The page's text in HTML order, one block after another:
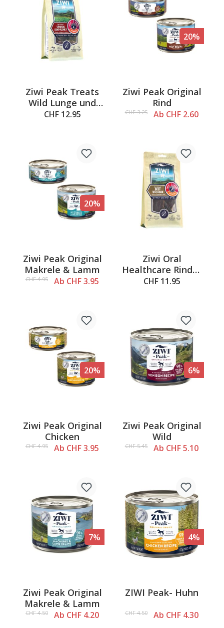
Ziwi Peak Treats
Wild Lunge und
Niere, 60g
CHF 12.95
20%
Ziwi Peak Original
Rind
CHF 3.25 Ab CHF 2.60
20%
Ziwi Peak Original
Makrele & Lamm
CHF 4.95 Ab CHF 3.95
Ziwi Oral
Healthcare Rinder
Speiseröhre, 72g
CHF 11.95
20%
Ziwi Peak Original
Chicken
CHF 4.95 Ab CHF 3.95
6%
Ziwi Peak Original
Wild
CHF 5.45 Ab CHF 5.10
7%
Ziwi Peak Original
Makrele & Lamm
CHF 4.50 Ab CHF 4.20
4%
ZIWI Peak- Huhn
CHF 4.50 Ab CHF 4.30